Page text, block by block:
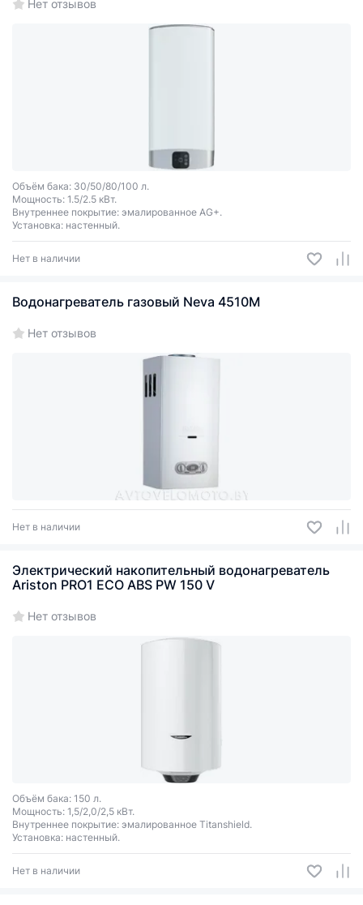
Нет отзывов
Объём бака: 30/50/80/100 л.
Мощность: 1.5/2.5 кВт.
Внутреннее покрытие: эмалированное AG+.
Установка: настенный.
Нет в наличии
Водонагреватель газовый Neva 4510M
Нет отзывов
Нет в наличии
Электрический накопительный водонагреватель
Ariston PRO1 ECO ABS PW 150 V
Нет отзывов
Объём бака: 150 л.
Мощность: 1,5/2,0/2,5 кВт.
Внутреннее покрытие: эмалированное Titanshield.
Установка: настенный.
Нет в наличии